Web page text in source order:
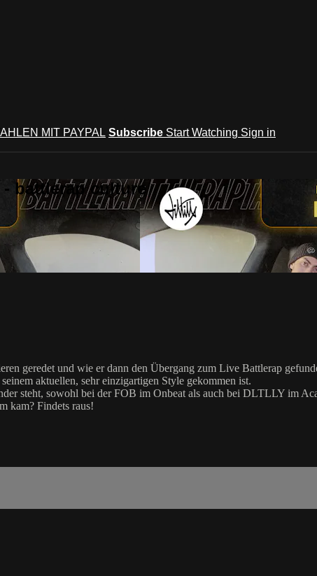
MIT PAYPAL Subscribe Start Watching Sign in
battlerap culture
geredet und wie er dann den Übergang zum Live Battlerap
aktuellen, sehr einzigartigen Style gekommen ist.
steht, sowohl bei der FOB im Onbeat als auch bei DLTLLY im
kam? Findets raus!